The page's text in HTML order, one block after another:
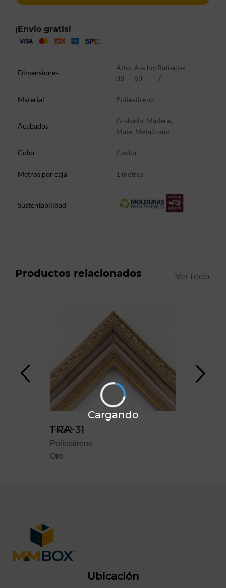
¡Envio gratis!
Dimensiones
Alto:
38
Ancho:
63
Batiente:
7
Material Poliestireno
Acabados
Grabado, Madera,
Mate, Metalizado
Color Caoba
Metros por caja 1 metros
Sustentabilidad
Productos relacionados Ver todo
1-GR
Poliestireno
Oro
TRA-31
Poliestireno
Oro
Cargando
Ubicación